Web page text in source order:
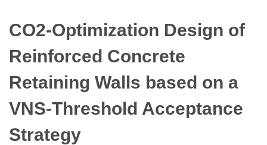
CO2-Optimization Design of
Reinforced Concrete
Retaining Walls based on a
VNS-Threshold Acceptance
Strategy